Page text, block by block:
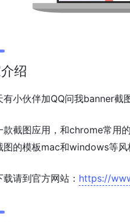
绍
有小伙伴加QQ问我banner截
款截图应用，和chrome常用
图的模板mac和windows等风
请到官方网站： https://